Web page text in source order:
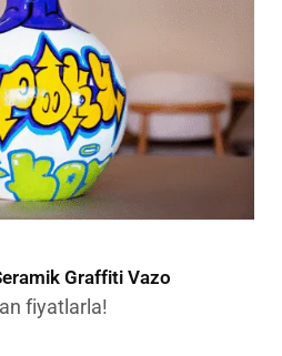
Graffiti Vazo
fiyatlarla!